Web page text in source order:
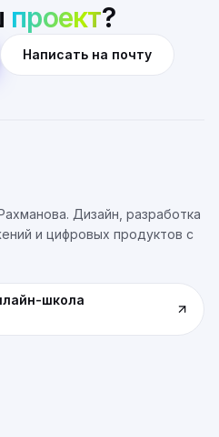
проект?
Написать на почту
Дизайн, разработка
и цифровых продуктов с
школа